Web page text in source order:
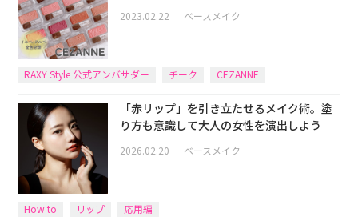
2023.02.22 ｜ ベースメイク
RAXY Style 公式アンバサダー チーク CEZANNE
「赤リップ」を引き立たせるメイク術。塗
り方も意識して大人の女性を演出しよう
2026.02.20 ｜ ベースメイク
How to リップ 応用編